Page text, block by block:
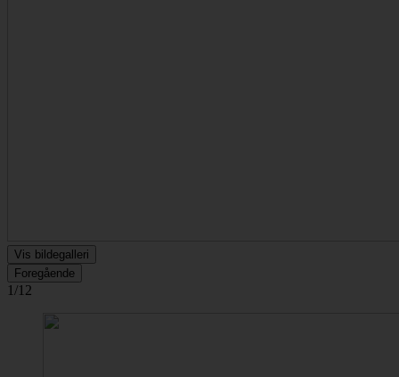
Vis bildegalleri
Foregående
1/12